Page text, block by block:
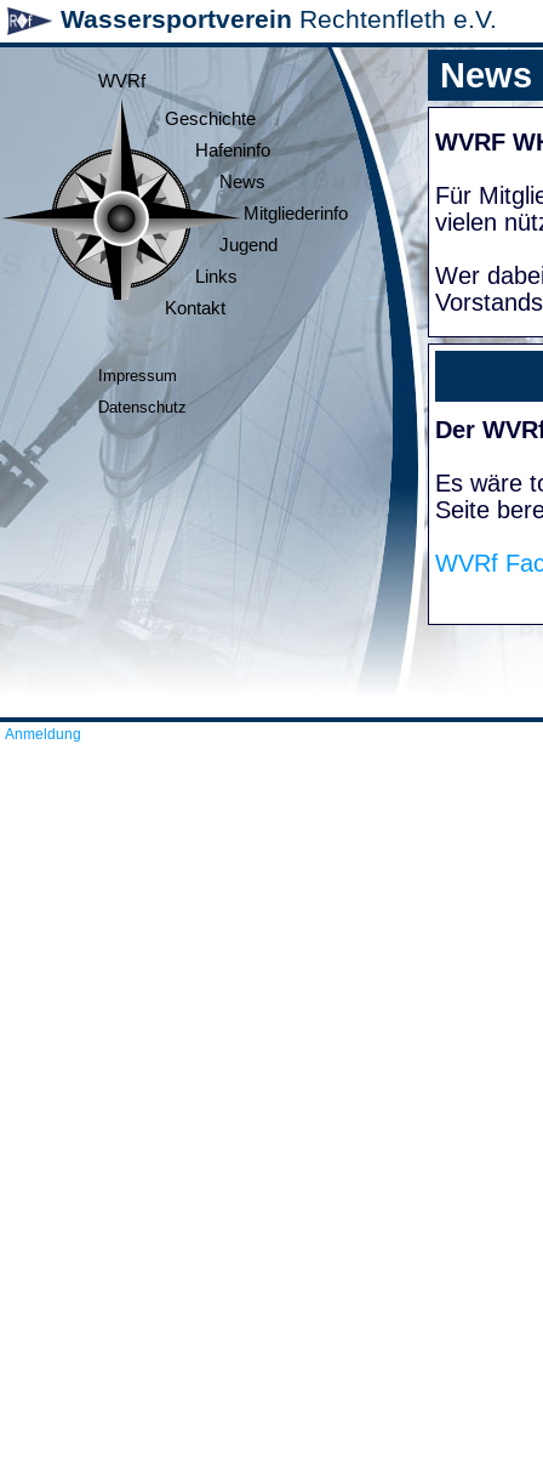
Wassersportverein Rechtenfleth e.V.
WVRf
Geschichte
Hafeninfo
News
Mitgliederinfo
Jugend
Links
Kontakt
Impressum
Datenschutz
News
WVRF
Für
vielen
Wer
Der
Es wäre
Seite
WVRf
Anmeldung